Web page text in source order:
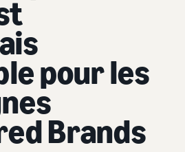
pour les
Brands